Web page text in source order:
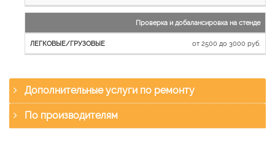
Проверка и добалансировка на стенде
от 2500 до 3000 руб.
Дополнительные услуги по ремонту
По производителям